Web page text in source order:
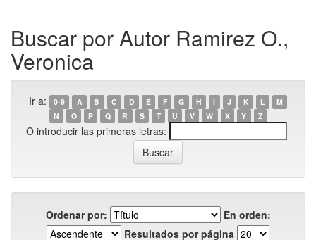
Buscar por Autor Ramirez O.,
Veronica
Ir a: 0-9 A B C D E F G H I J K L
M
N
O P Q R S T U V W X Y Z
O introducir las primeras letras:
Ordenar por:
En orden:
Resultados por página